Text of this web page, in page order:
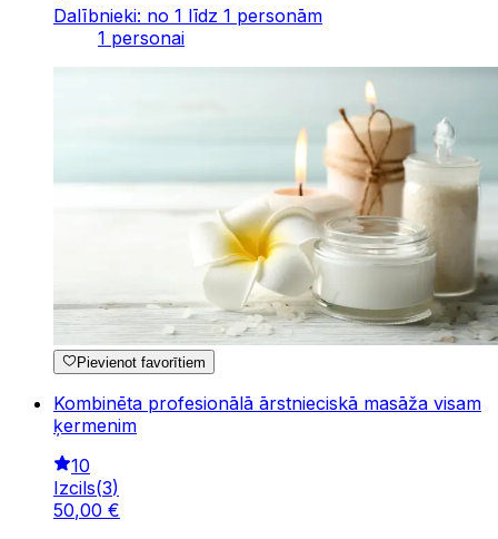
Dalībnieki: no 1 līdz 1 personām
1 personai
Pievienot favorītiem
Kombinēta profesionālā ārstnieciskā masāža visam
ķermenim
10
Izcils(3)
50,00 €